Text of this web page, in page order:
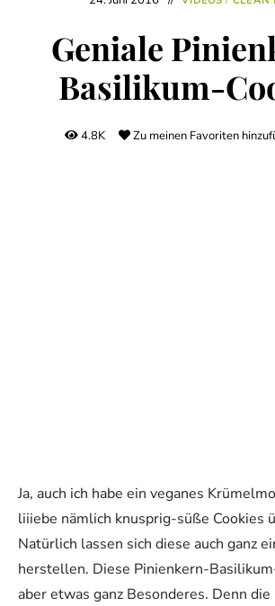
Geniale
Basilikum-
4.8K Zu meinen Favoriten
Ja, auch ich habe ein veganes
liiiebe nämlich knusprig-süße Cookies
Natürlich lassen sich diese auch ganz
herstellen. Diese Pinienkern-
aber etwas ganz Besonderes. Denn